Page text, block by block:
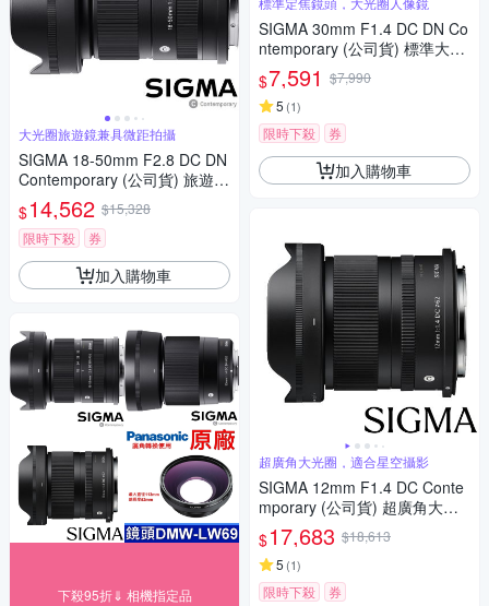
大光圈旅遊鏡兼具微距拍攝
SIGMA 18-50mm F2.8 DC DN
Contemporary (公司貨) 旅遊鏡
APS-C 無反微單眼專用鏡頭
$14,562 $15,328
限時下殺
券
加入購物車
下殺95折⇓ 相機指定品
SIGMA 30mm F1.4 DC DN Co
ntemporary (公司貨) 標準大光
圈定焦鏡頭 人像鏡 APS-C 無反
微單眼專用鏡頭
$7,591 $7,990
5 (1)
限時下殺 券
加入購物車
超廣角大光圈，適合星空攝影
SIGMA 12mm F1.4 DC Conte
mporary (公司貨) 超廣角大光
圈定焦鏡 星空鏡 APS-C 無反微
單眼專用鏡頭
$17,683 $18,613
5 (1)
限時下殺 券